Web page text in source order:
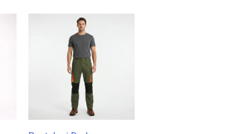
prezzo:
da
11,69 €
a
16,70 €